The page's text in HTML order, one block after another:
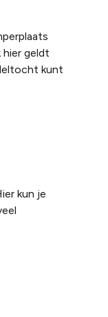
hier geldt
kunt
kun je